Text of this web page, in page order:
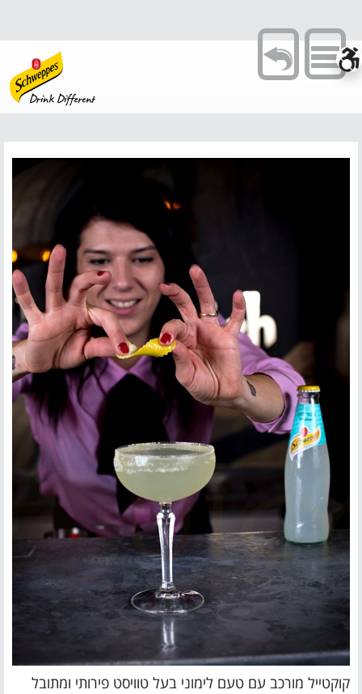
Toggle
navigation
קוקטייל מורכב עם טעם לימוני בעל טוויסט פירותי ומתובל